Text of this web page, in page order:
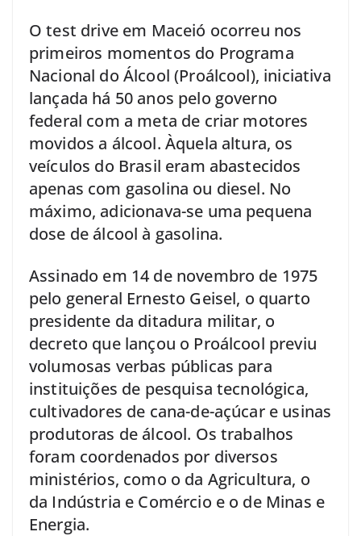
O test drive em Maceió ocorreu nos
primeiros momentos do Programa
Nacional do Álcool (Proálcool), iniciativa
lançada há 50 anos pelo governo
federal com a meta de criar motores
movidos a álcool. Àquela altura, os
veículos do Brasil eram abastecidos
apenas com gasolina ou diesel. No
máximo, adicionava-se uma pequena
dose de álcool à gasolina.
Assinado em 14 de novembro de 1975
pelo general Ernesto Geisel, o quarto
presidente da ditadura militar, o
decreto que lançou o Proálcool previu
volumosas verbas públicas para
instituições de pesquisa tecnológica,
cultivadores de cana-de-açúcar e usinas
produtoras de álcool. Os trabalhos
foram coordenados por diversos
ministérios, como o da Agricultura, o
da Indústria e Comércio e o de Minas e
Energia.